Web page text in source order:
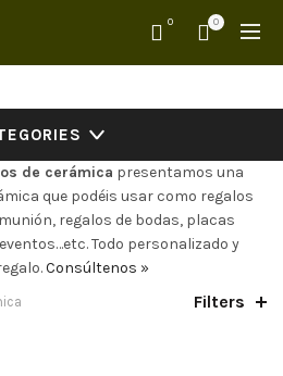
0 0
de cerámica presentamos una
que podéis usar como regalos
regalos de bodas, placas
Todo personalizado y
Consúltenos »
Filters